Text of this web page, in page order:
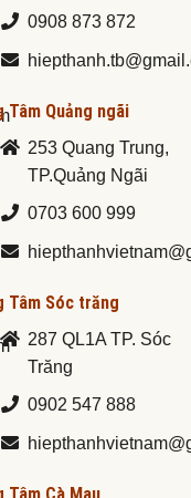
0908 873 872
Tâm Quảng ngãi
253 Quang Trung,
TP.Quảng Ngãi
0703 600 999
Tâm Sóc trăng
287 QL1A TP. Sóc
Trăng
0902 547 888